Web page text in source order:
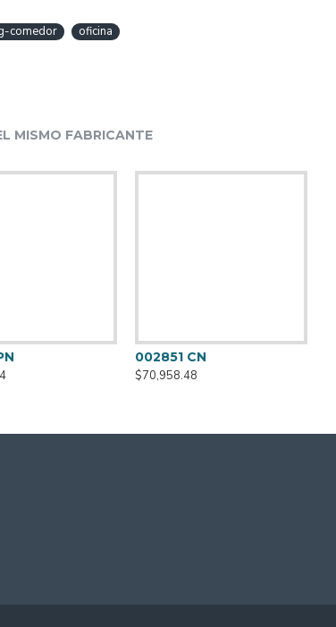
comedor oficina
42800 NI
$27,160.12
MISMO FABRICANTE
002851 CN
$70,958.48